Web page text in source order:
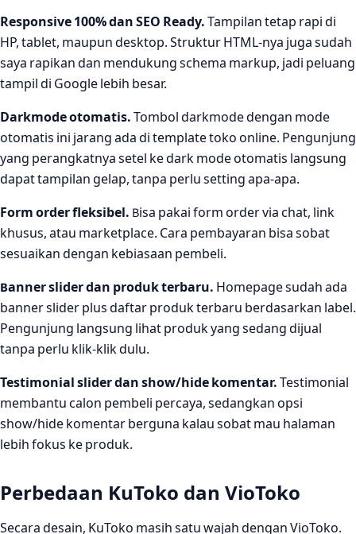
Responsive 100% dan SEO Ready. Tampilan tetap rapi di
HP, tablet, maupun desktop. Struktur HTML-nya juga sudah
saya rapikan dan mendukung schema markup, jadi peluang
tampil di Google lebih besar.
Darkmode otomatis. Tombol darkmode dengan mode
otomatis ini jarang ada di template toko online. Pengunjung
yang perangkatnya setel ke dark mode otomatis langsung
dapat tampilan gelap, tanpa perlu setting apa-apa.
Form order fleksibel. Bisa pakai form order via chat, link
khusus, atau marketplace. Cara pembayaran bisa sobat
sesuaikan dengan kebiasaan pembeli.
Banner slider dan produk terbaru. Homepage sudah ada
banner slider plus daftar produk terbaru berdasarkan label.
Pengunjung langsung lihat produk yang sedang dijual
tanpa perlu klik-klik dulu.
Testimonial slider dan show/hide komentar. Testimonial
membantu calon pembeli percaya, sedangkan opsi
show/hide komentar berguna kalau sobat mau halaman
lebih fokus ke produk.
Perbedaan KuToko dan VioToko
Secara desain, KuToko masih satu wajah dengan VioToko.